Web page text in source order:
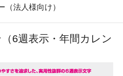
（法人様向け）
6週表示・年間カレン